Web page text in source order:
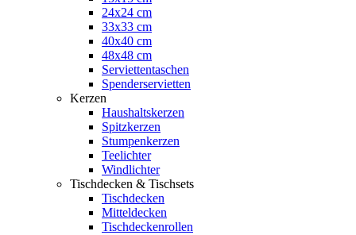
24x24 cm
33x33 cm
40x40 cm
48x48 cm
Serviettentaschen
Spenderservietten
Kerzen
Haushaltskerzen
Spitzkerzen
Stumpenkerzen
Teelichter
Windlichter
Tischdecken & Tischsets
Tischdecken
Mitteldecken
Tischdeckenrollen